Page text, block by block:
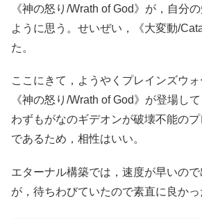
《神の怒り/Wrath of God》が，自分
ように思う。せいぜい，《大変動/
た。
ここにきて，ようやくプレインズウ
《神の怒り/Wrath of God》が登場し
わずもがなのギデオンが破壊不能の
であるため，相性はいい。
エターナル構築では，速度が早いの
が，待ちわびていたので素直に良かっ